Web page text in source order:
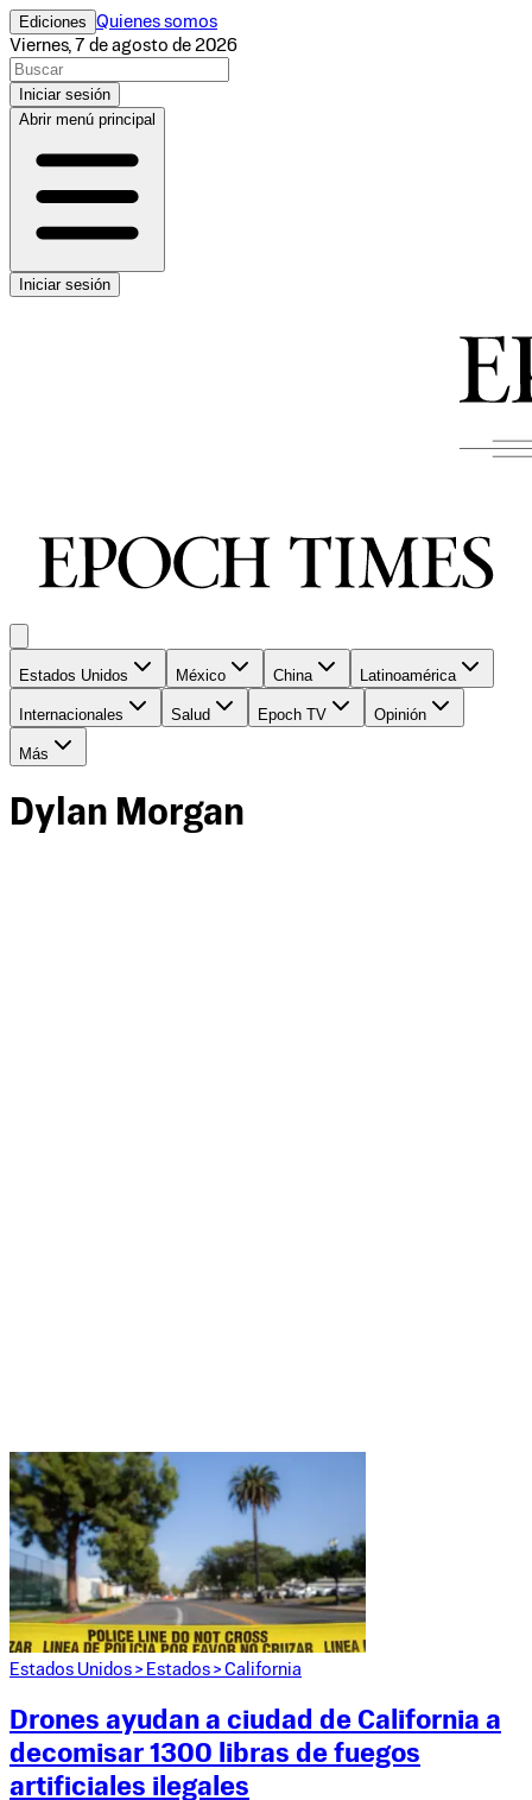
Ediciones Quienes somos
Viernes, 7 de agosto de 2026
Iniciar sesión
Abrir menú principal
Iniciar sesión
Estados Unidos México China Latinoamérica
Internacionales Salud Epoch TV Opinión
Más
Dylan Morgan
Estados Unidos > Estados > California
Drones ayudan a ciudad de California a
decomisar 1300 libras de fuegos
artificiales ilegales